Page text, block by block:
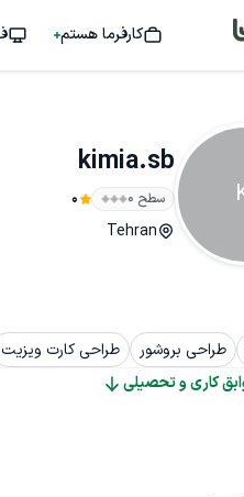
کارفرما هستم
kimia.sb
سطح ۰ 0
Tehran
طراحی بروشور طراحی کارت ویزیت
کاری و تحصیلی